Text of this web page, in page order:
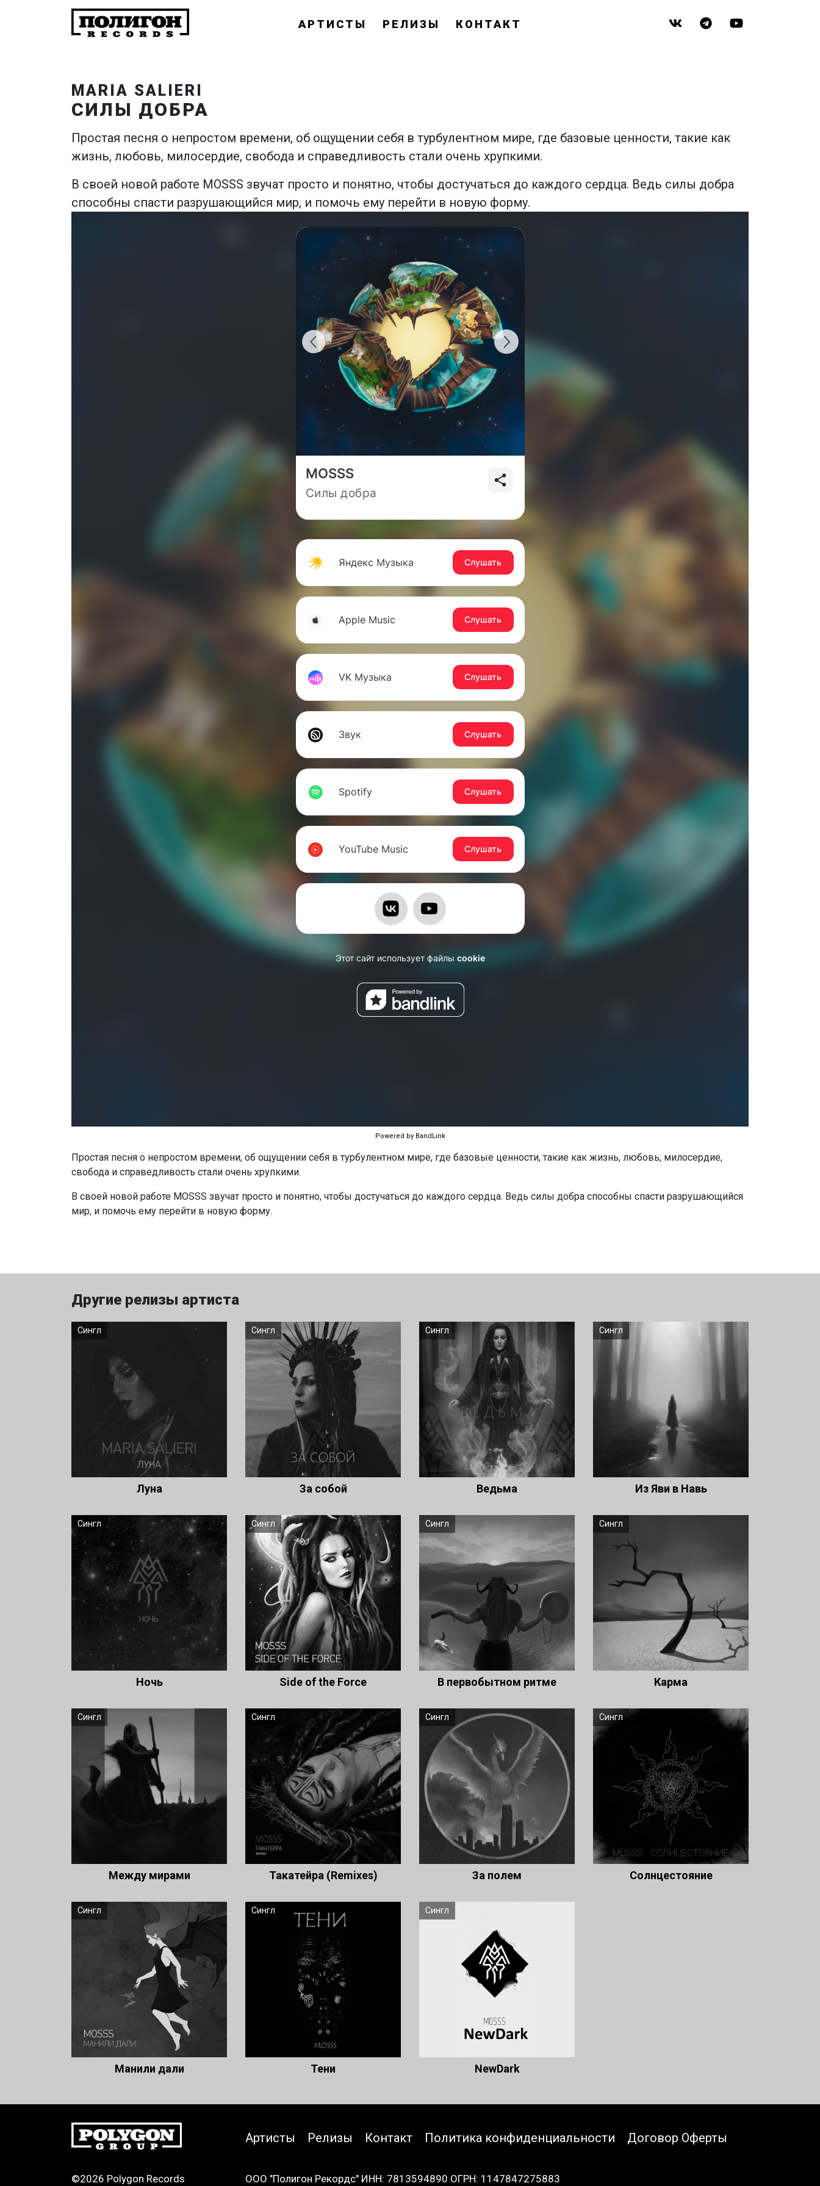
АРТИСТЫ РЕЛИЗЫ КОНТАКТ
MARIA SALIERI
СИЛЫ ДОБРА
Простая песня о непростом времени, об ощущении себя в турбулентном мире, где базовые ценности, такие как
жизнь, любовь, милосердие, свобода и справедливость стали очень хрупкими.
В своей новой работе MOSSS звучат просто и понятно, чтобы достучаться до каждого сердца. Ведь силы добра
способны спасти разрушающийся мир, и помочь ему перейти в новую форму.
Powered by BandLink
Простая песня о непростом времени, об ощущении себя в турбулентном мире, где базовые ценности, такие как жизнь, любовь, милосердие,
свобода и справедливость стали очень хрупкими.
В своей новой работе MOSSS звучат просто и понятно, чтобы достучаться до каждого сердца. Ведь силы добра способны спасти разрушающийся
мир, и помочь ему перейти в новую форму.
Другие релизы артиста
Сингл
Луна
Сингл
За собой
Сингл
Ведьма
Сингл
Из Яви в Навь
Сингл
Ночь
Сингл
Side of the Force
Сингл
В первобытном ритме
Сингл
Карма
Сингл
Между мирами
Сингл
Такатейра (Remixes)
Сингл
За полем
Сингл
Солнцестояние
Сингл
Манили дали
Сингл
Тени
Сингл
NewDark
©2026 Polygon Records
Артисты Релизы Контакт Политика конфиденциальности Договор Оферты
ООО "Полигон Рекордс" ИНН: 7813594890 ОГРН: 1147847275883